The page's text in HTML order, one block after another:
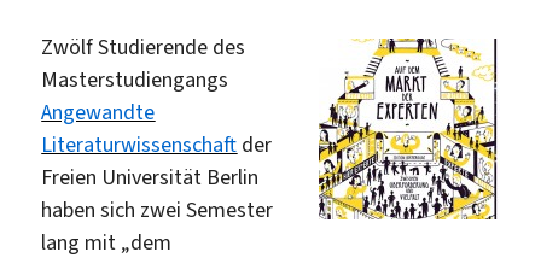
Zwölf Studierende des
Masterstudiengangs
Angewandte
Literaturwissenschaft der
Freien Universität Berlin
haben sich zwei Semester
lang mit „dem